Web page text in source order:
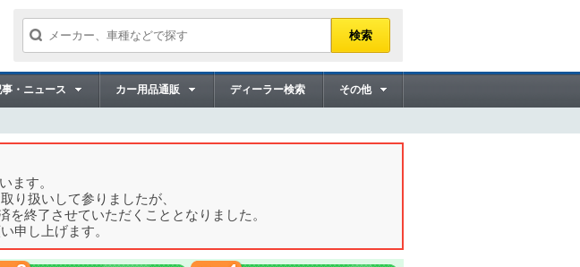
・ニュース カー用品通販 ディーラー検索 その他
ます。
り扱いして参りましたが、
終了させていただくこととなりました。
申し上げます。